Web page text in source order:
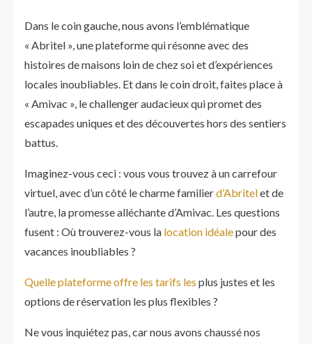
Dans le coin gauche, nous avons l’emblématique
« Abritel », une plateforme qui résonne avec des
histoires de maisons loin de chez soi et d’expériences
locales inoubliables. Et dans le coin droit, faites place à
« Amivac », le challenger audacieux qui promet des
escapades uniques et des découvertes hors des sentiers
battus.
Imaginez-vous ceci : vous vous trouvez à un carrefour
virtuel, avec d’un côté le charme familierd’Abritelet de
l’autre, la promesse alléchante d’Amivac. Les questions
fusent : Où trouverez-vous la location idéalepour des
vacances inoubliables ?
Quelle plateforme offre les tarifs les plus justes et les
options de réservation les plus flexibles ?
Ne vous inquiétez pas, car nous avons chaussé nos